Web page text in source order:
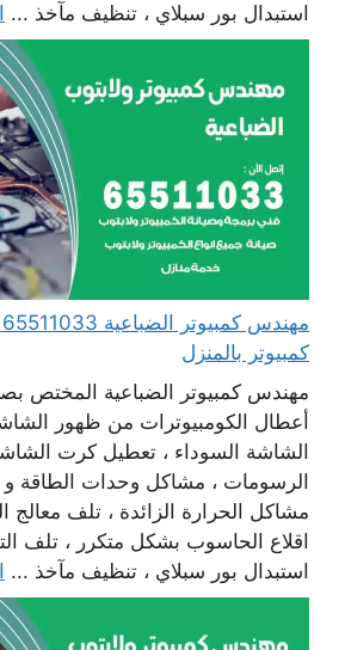
استبدال بور سبلاي ، تنظيف مآخذ ...
كمبيوتر بالمنزل
مهندس كمبيوتر الضباعية المختص
أعطال الكومبيوترات من ظهور
الشاشة السوداء ، تعطيل كرت
الرسومات ، مشاكل وحدات الطاقة و
مشاكل الحرارة الزائدة ، تلف معالج
اقلاع الحاسوب بشكل متكرر ، تلف
استبدال بور سبلاي ، تنظيف مآخذ ...